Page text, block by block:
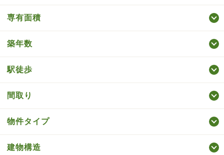
専有面積
築年数
駅徒歩
間取り
物件タイプ
建物構造